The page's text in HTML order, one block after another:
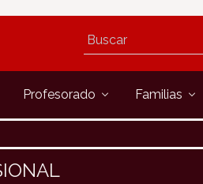
Profesorado Familias